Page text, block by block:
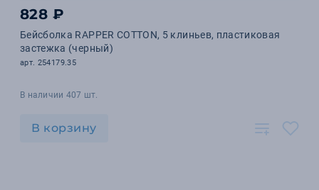
828 ₽
Бейсболка RAPPER COTTON, 5 клиньев, пластиковая
застежка (черный)
арт. 254179.35
В наличии 407 шт.
В корзину